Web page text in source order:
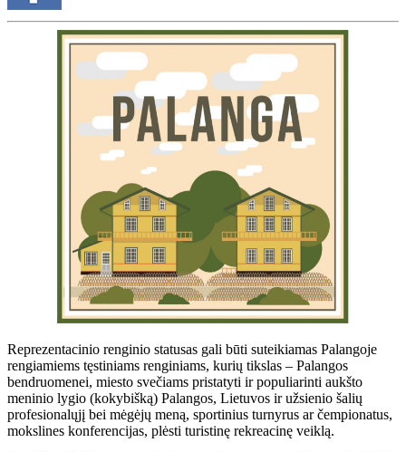
Reprezentacinio renginio statusas gali būti suteikiamas Palangoje
rengiamiems tęstiniams renginiams, kurių tikslas – Palangos
bendruomenei, miesto svečiams pristatyti ir populiarinti aukšto
meninio lygio (kokybišką) Palangos, Lietuvos ir užsienio šalių
profesionalųjį bei mėgėjų meną, sportinius turnyrus ar čempionatus,
mokslines konferencijas, plėsti turistinę rekreacinę veiklą.